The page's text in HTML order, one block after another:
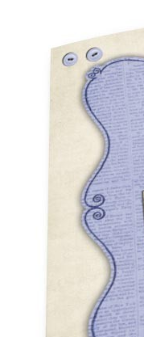
Mot de